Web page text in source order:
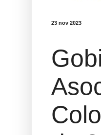
23 nov 2023